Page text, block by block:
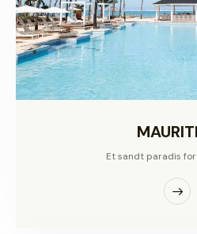
Et sandt paradis